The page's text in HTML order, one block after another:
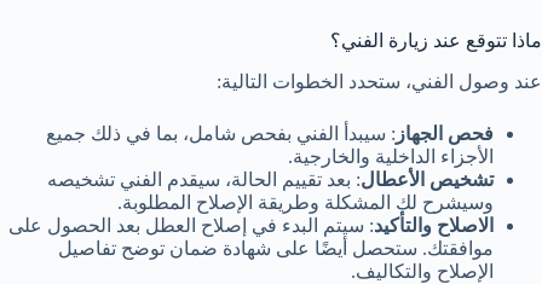
ماذا تتوقع عند زيارة الفني؟
عند وصول الفني، ستحدد الخطوات التالية:
فحص الجهاز : سيبدأ الفني بفحص شامل، بما في ذلك جميع
الأجزاء الداخلية والخارجية.
تشخيص الأعطال: بعد تقييم الحالة، سيقدم الفني تشخيصه
وسيشرح لك المشكلة وطريقة الإصلاح المطلوبة.
الاصلاح والتأكيد: سيتم البدء في إصلاح العطل بعد الحصول على
موافقتك. ستحصل أيضًا على شهادة ضمان توضح تفاصيل
الإصلاح والتكاليف.